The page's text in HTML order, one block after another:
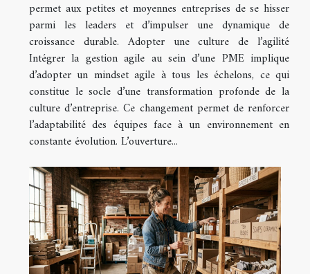
permet aux petites et moyennes entreprises de se hisser
parmi les leaders et d’impulser une dynamique de
croissance durable. Adopter une culture de l’agilité
Intégrer la gestion agile au sein d’une PME implique
d’adopter un mindset agile à tous les échelons, ce qui
constitue le socle d’une transformation profonde de la
culture d’entreprise. Ce changement permet de renforcer
l’adaptabilité des équipes face à un environnement en
constante évolution. L’ouverture...